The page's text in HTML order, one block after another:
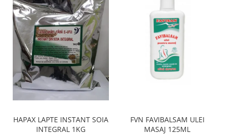
HAPAX LAPTE INSTANT SOIA
INTEGRAL 1KG
FVN FAVIBALSAM ULEI
MASAJ 125ML